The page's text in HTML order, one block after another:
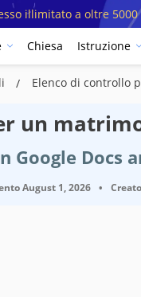
illimitato a oltre 5000
Chiesa Istruzione
Elenco di controllo
un
Google Docs
August 1, 2026 •